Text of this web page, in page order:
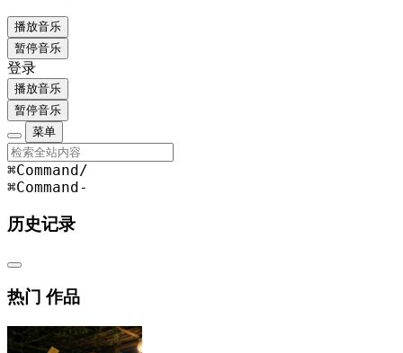
播放音乐
暂停音乐
登录
播放音乐
暂停音乐
菜单
⌘Command/
⌘Command-
历史记录
热门 作品